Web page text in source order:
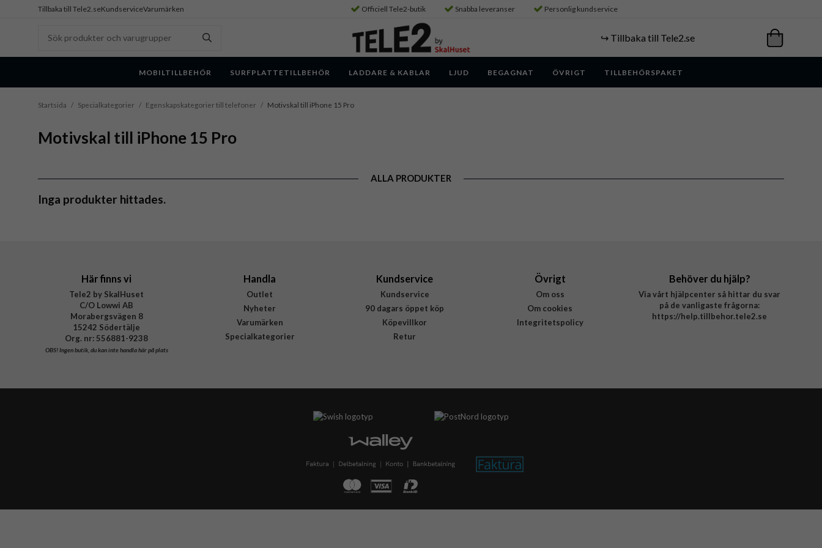
Tillbaka till Tele2.seKundserviceVarumärken Officiell Tele2-butik Snabba leveranser Personlig kundservice
↪️ Tillbaka till Tele2.se
MOBILTILLBEHÖR SURFPLATTETILLBEHÖR LADDARE & KABLAR LJUD BEGAGNAT ÖVRIGT TILLBEHÖRSPAKET
Startsida / Specialkategorier / Egenskapskategorier till telefoner / Motivskal till iPhone 15 Pro
Motivskal till iPhone 15 Pro
ALLA PRODUKTER
Inga produkter hittades.
Här finns vi
Tele2 by SkalHuset
C/O Lowwi AB
Morabergsvägen 8
15242 Södertälje
Org. nr: 556881-9238
OBS!Ingen butik, du kan inte handla här på plats
Handla
Outlet
Nyheter
Varumärken
Specialkategorier
Kundservice
Kundservice
90 dagars öppet köp
Köpevillkor
Retur
Övrigt
Om oss
Om cookies
Integritetspolicy
Behöver du hjälp?
Via vårt hjälpcenter så hittar du svar
på de vanligaste frågorna:
https://help.tillbehor.tele2.se